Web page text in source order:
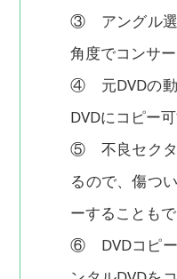
③ アングル選
角度でコンサ
④ 元DVDの動
DVDにコピー
⑤ 不良セクタ
るので、傷つ
ーすることも
⑥ DVDコピー